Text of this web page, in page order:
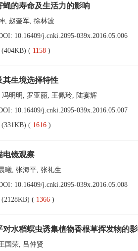
的寿命及生活力的影响
, 赵奎军, 徐林波
10.16409/j.cnki.2095-039x.2016.05.006
(404KB) ( 1158 )
其生境选择特性
明明, 罗亚丽, 王佩玲, 陆宴辉
10.16409/j.cnki.2095-039x.2016.05.007
(331KB) ( 1616 )
电镜观察
曦, 张海平, 张礼生
10.16409/j.cnki.2095-039x.2016.05.008
(2128KB) ( 1366 )
水稻螟虫诱集植物香根草挥发物的
国荣, 吕仲贤